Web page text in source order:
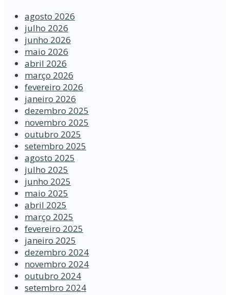
agosto 2026
julho 2026
junho 2026
maio 2026
abril 2026
março 2026
fevereiro 2026
janeiro 2026
dezembro 2025
novembro 2025
outubro 2025
setembro 2025
agosto 2025
julho 2025
junho 2025
maio 2025
abril 2025
março 2025
fevereiro 2025
janeiro 2025
dezembro 2024
novembro 2024
outubro 2024
setembro 2024